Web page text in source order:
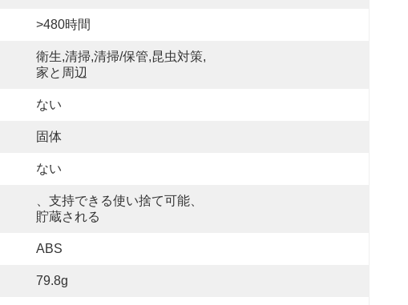
>480時間
衛生,清掃,清掃/保管,昆虫対策,
家と周辺
ない
固体
ない
、支持できる使い捨て可能、
貯蔵される
ABS
79.8g